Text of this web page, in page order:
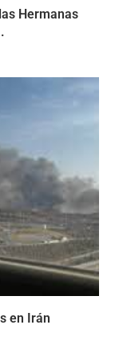
Hermanas
en Irán